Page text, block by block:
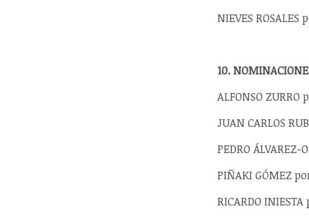
NIEVES
10.
ALFONSO
JUAN CARLOS
PEDRO
PIÑAKI GÓMEZ
RICARDO